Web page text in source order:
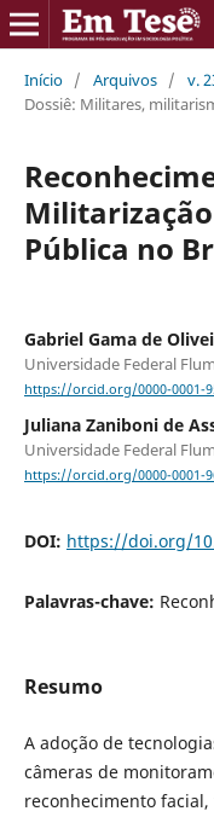
Início / Arquivos / v.
Dossiê: Militares,
Pública no
Gabriel Gama de
Universidade Federal
https://orcid.org/0000-0001-
Juliana Zaniboni de
Universidade Federal
https://orcid.org/0000-0001-
DOI: https://doi.org/
Palavras-chave:
Resumo
A adoção de
câmeras de
reconhecimento